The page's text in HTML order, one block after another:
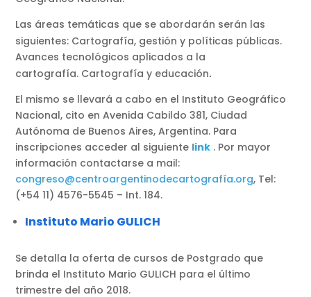
Las áreas temáticas que se abordarán serán las
siguientes: Cartografía, gestión y políticas públicas.
Avances tecnológicos aplicados a la
cartografía. Cartografía y educación.
El mismo se llevará a cabo en el Instituto Geográfico
Nacional, cito en Avenida Cabildo 381, Ciudad
Autónoma de Buenos Aires, Argentina. Para
inscripciones acceder al siguiente link . Por mayor
información contactarse a mail:
congreso@centroargentinodecartografía.org, Tel:
(+54 11) 4576-5545 – Int. 184.
Instituto Mario GULICH
Se detalla la oferta de cursos de Postgrado que
brinda el Instituto Mario GULICH para el último
trimestre del año 2018.